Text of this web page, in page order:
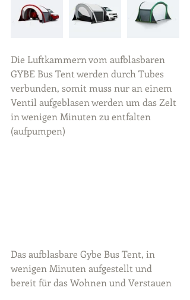
Die Luftkammern vom aufblasbaren
GYBE Bus Tent werden durch Tubes
verbunden, somit muss nur an einem
Ventil aufgeblasen werden um das Zelt
in wenigen Minuten zu entfalten
(aufpumpen)
Das aufblasbare Gybe Bus Tent, in
wenigen Minuten aufgestellt und
bereit für das Wohnen und Verstauen